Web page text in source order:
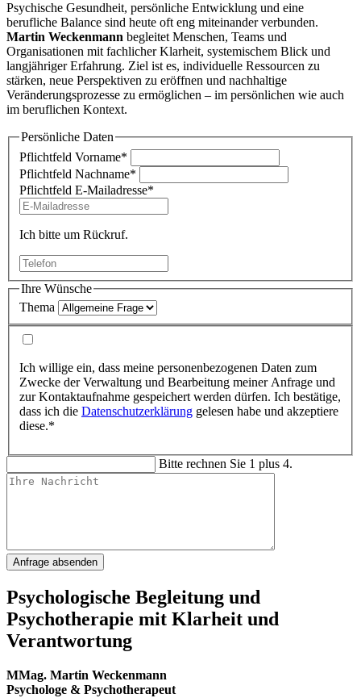
Psychische Gesundheit, persönliche Entwicklung und eine
berufliche Balance sind heute oft eng miteinander verbunden.
Martin Weckenmann begleitet Menschen, Teams und
Organisationen mit fachlicher Klarheit, systemischem Blick und
langjähriger Erfahrung. Ziel ist es, individuelle Ressourcen zu
stärken, neue Perspektiven zu eröffnen und nachhaltige
Veränderungsprozesse zu ermöglichen – im persönlichen wie auch
im beruflichen Kontext.
Persönliche Daten
Pflichtfeld Vorname*
Pflichtfeld Nachname*
Pflichtfeld E-Mailadresse*
Ich bitte um Rückruf.
Ihre Wünsche
Thema
Ich willige ein, dass meine personenbezogenen Daten zum
Zwecke der Verwaltung und Bearbeitung meiner Anfrage und
zur Kontaktaufnahme gespeichert werden dürfen. Ich bestätige,
dass ich die Datenschutzerklärung gelesen habe und akzeptiere
diese.*
Bitte rechnen Sie 1 plus 4.
Anfrage absenden
Psychologische Begleitung und
Psychotherapie mit Klarheit und
Verantwortung
MMag. Martin Weckenmann
Psychologe & Psychotherapeut